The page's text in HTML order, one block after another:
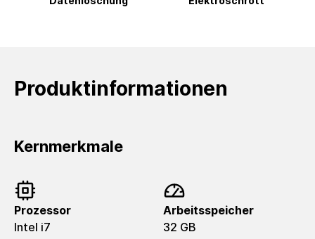
Produktinformationen
Kernmerkmale
Prozessor
Intel i7
Arbeitsspeicher
32 GB